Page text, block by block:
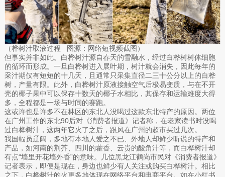
（桦树汁取液过程 图源：网络短视频截图）
但事实并非如此。白桦树汁源自春天的雪融水，经过白桦树树体细胞
的循环而形成。一旦白桦树进入展叶期，树汁就会消失，因此每年的
采汁期仅有短短的十几天，且通常只采集直径二三十公分以上的白桦
树，产量有限。此外，白桦树汁原液接触空气后极易变质，与在不开
壳的椰子果中可以保存十数天的椰子水相比，其保存和运输难度大得
多，全程都是一场与时间的赛跑。
这或许也是许多不在林区的东北人没喝过这款东北特产的原因。两位
在广州工作的东北90后对《消费者报道》记者称，在老家读书时没喝
过白桦树汁，这两年它火了之后，跟风在广州的超市买过几次。
我国幅员辽阔，多地有本地人爱之不已、外地人却鲜少听说的特产和
产品，如河南的荆芥、四川的藿香、云贵的酸角汁等，而白桦树汁却
有点“墙里开花墙外香”的意味。几位黑龙江鹤岗市民对《消费者报道》
记者表示，即便是现在，身边也鲜少有人关注或购买白桦树汁。相比
之下，白桦树汁的火更多地体现在网络平台和电商平台。如在小红书